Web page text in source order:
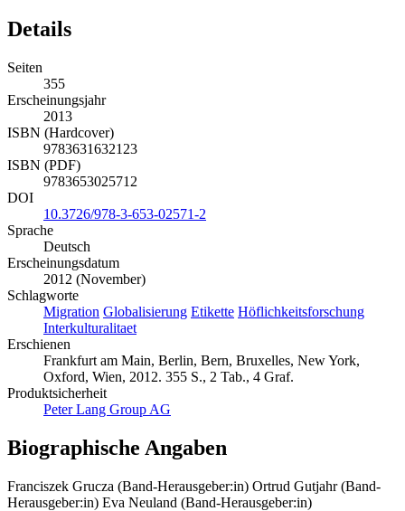
Details
Seiten
355
Erscheinungsjahr
2013
ISBN (Hardcover)
9783631632123
ISBN (PDF)
9783653025712
DOI
10.3726/978-3-653-02571-2
Sprache
Deutsch
Erscheinungsdatum
2012 (November)
Schlagworte
Migration Globalisierung Etikette Höflichkeitsforschung
Interkulturalitaet
Erschienen
Frankfurt am Main, Berlin, Bern, Bruxelles, New York,
Oxford, Wien, 2012. 355 S., 2 Tab., 4 Graf.
Produktsicherheit
Peter Lang Group AG
Biographische Angaben
Franciszek Grucza (Band-Herausgeber:in) Ortrud Gutjahr (Band-
Herausgeber:in) Eva Neuland (Band-Herausgeber:in)